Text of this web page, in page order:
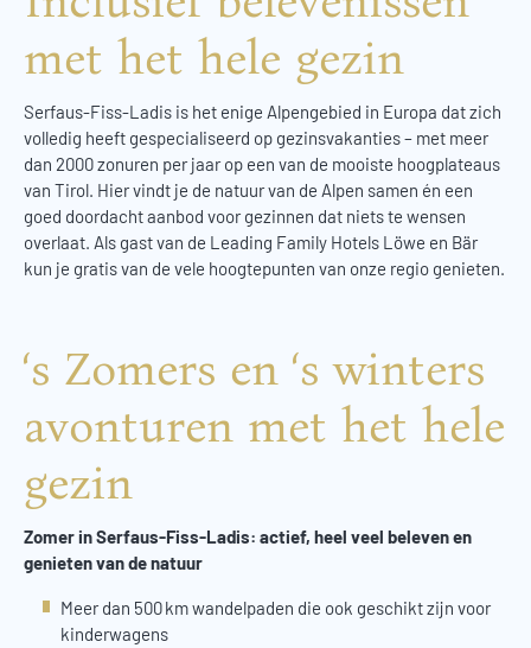
met het hele gezin
Serfaus-Fiss-Ladis is het enige Alpengebied in Europa dat zich
volledig heeft gespecialiseerd op gezinsvakanties – met meer
dan 2000 zonuren per jaar op een van de mooiste hoogplateaus
van Tirol. Hier vindt je de natuur van de Alpen samen én een
goed doordacht aanbod voor gezinnen dat niets te wensen
overlaat. Als gast van de Leading Family Hotels Löwe en Bär
kun je gratis van de vele hoogtepunten van onze regio genieten.
‘s Zomers en ‘s winters
avonturen met het hele
gezin
Zomer in Serfaus-Fiss-Ladis: actief, heel veel beleven en
genieten van de natuur
Meer dan 500 km wandelpaden die ook geschikt zijn voor
kinderwagens